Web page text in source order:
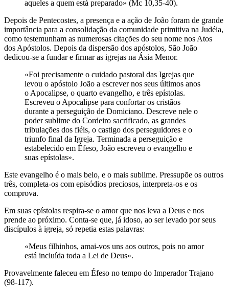
aqueles a quem está preparado» (Mc 10,35-40).
Depois de Pentecostes, a presença e a ação de João foram de grande
importância para a consolidação da comunidade primitiva na Judéia,
como testemunham as numerosas citações do seu nome nos Atos
dos Apóstolos. Depois da dispersão dos apóstolos, São João
dedicou-se a fundar e firmar as igrejas na Ásia Menor.
«Foi precisamente o cuidado pastoral das Igrejas que
levou o apóstolo João a escrever nos seus últimos anos
o Apocalipse, o quarto evangelho, e três epístolas.
Escreveu o Apocalipse para confortar os cristãos
durante a perseguição de Domiciano. Descreve nele o
poder sublime do Cordeiro sacrificado, as grandes
tribulações dos fiéis, o castigo dos perseguidores e o
triunfo final da Igreja. Terminada a perseguição e
estabelecido em Éfeso, João escreveu o evangelho e
suas epístolas».
Este evangelho é o mais belo, e o mais sublime. Pressupõe os outros
três, completa-os com episódios preciosos, interpreta-os e os
comprova.
Em suas epístolas respira-se o amor que nos leva a Deus e nos
prende ao próximo. Conta-se que, já idoso, ao ser levado por seus
discípulos à igreja, só repetia estas palavras:
«Meus filhinhos, amai-vos uns aos outros, pois no amor
está incluída toda a Lei de Deus».
Provavelmente faleceu em Éfeso no tempo do Imperador Trajano
(98-117).